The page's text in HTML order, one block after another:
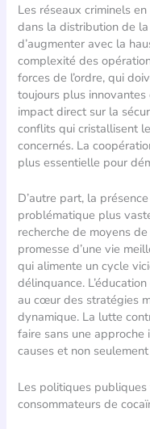
Les réseaux criminels
dans la distribution de
d’augmenter avec la
complexité des
forces de l’ordre, qui
toujours plus innovantes
impact direct sur la
conflits qui cristallisent
concernés. La
plus essentielle pour
D’autre part, la
problématique plus
recherche de moyens
promesse d’une vie
qui alimente un cycle
délinquance.
au cœur des stratégies
dynamique. La lutte
faire sans une
causes et non
Les politiques
consommateurs de